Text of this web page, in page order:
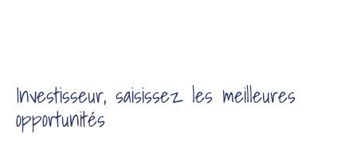
Investisseur, saisissez les meilleures
opportunités